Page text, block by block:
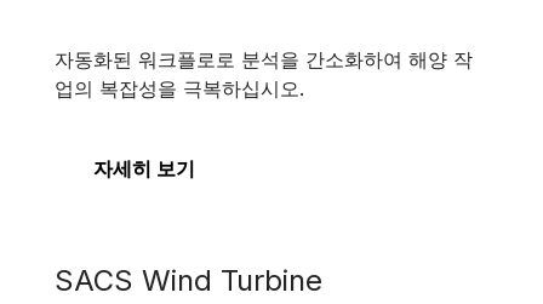
자동화된 워크플로로 분석을 간소화하여 해양 작
업의 복잡성을 극복하십시오.
자세히 보기
SACS Wind Turbine